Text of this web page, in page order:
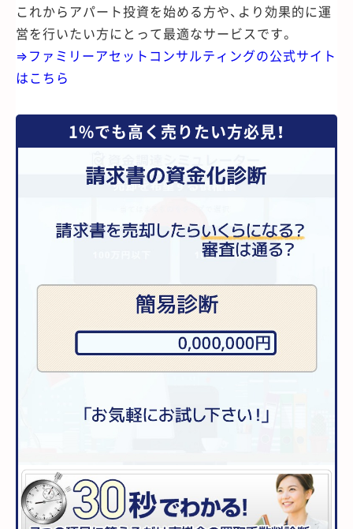
これからアパート投資を始める方や、より効果的に運
営を行いたい方にとって最適なサービスです。
⇒ファミリーアセットコンサルティングの公式サイト
はこちら
1%でも高く売りたい方必見！